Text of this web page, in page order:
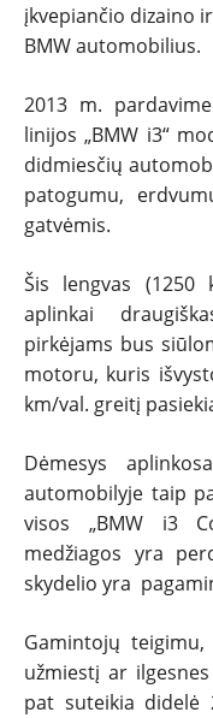
įkvepiančio dizaino
BMW automobilius.
2013 m.
linijos „BMW i3“
didmiesčių
patogumu,
gatvėmis.
Šis lengvas
aplinkai
pirkėjams bus
motoru, kuris
km/val. greitį
Dėmesys
automobilyje taip
visos „BMW i3
medžiagos yra
skydelio yra
Gamintojų
užmiestį ar
pat suteikia didelė